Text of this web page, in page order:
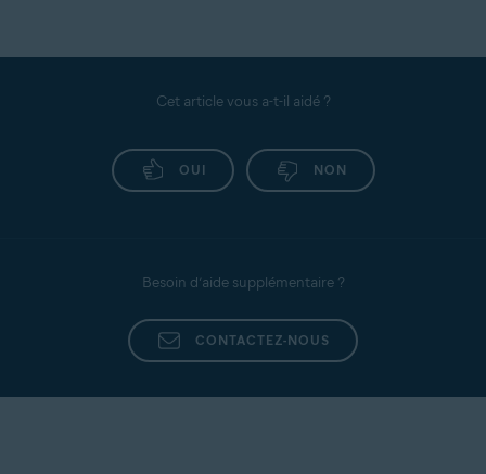
Cet article vous a-t-il aidé ?
OUI NON
Besoin d’aide supplémentaire ?
CONTACTEZ-NOUS